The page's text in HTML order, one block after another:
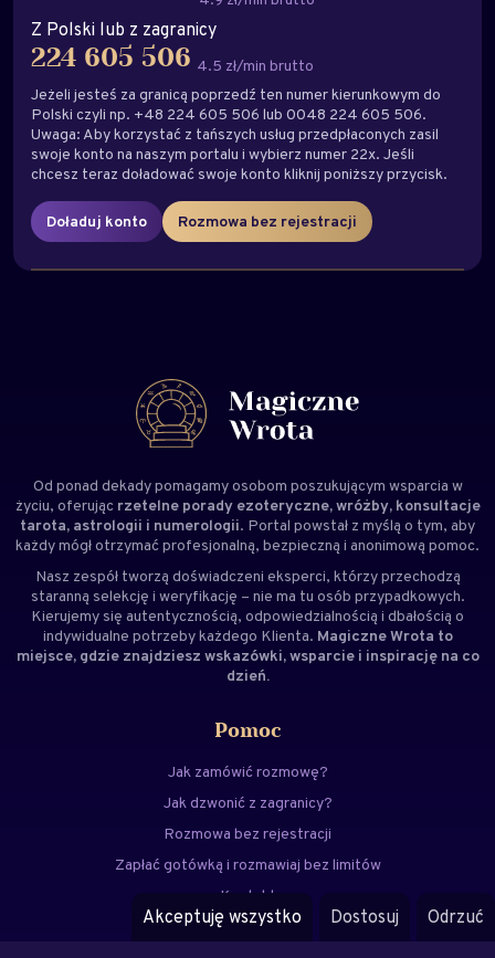
Z Polski lub z zagranicy
224 605 506 4.5 zł/min brutto
Jeżeli jesteś za granicą poprzedź ten numer kierunkowym do
Polski czyli np. +48 224 605 506 lub 0048 224 605 506.
Uwaga: Aby korzystać z tańszych usług przedpłaconych zasil
swoje konto na naszym portalu i wybierz numer 22x. Jeśli
chcesz teraz doładować swoje konto kliknij poniższy przycisk.
Doładuj konto Rozmowa bez rejestracji
Od ponad dekady pomagamy osobom poszukującym wsparcia w
życiu, oferując rzetelne porady ezoteryczne, wróżby, konsultacje
tarota, astrologii i numerologii. Portal powstał z myślą o tym, aby
każdy mógł otrzymać profesjonalną, bezpieczną i anonimową pomoc.
Nasz zespół tworzą doświadczeni eksperci, którzy przechodzą
staranną selekcję i weryfikację – nie ma tu osób przypadkowych.
Kierujemy się autentycznością, odpowiedzialnością i dbałością o
indywidualne potrzeby każdego Klienta. Magiczne Wrota to
miejsce, gdzie znajdziesz wskazówki, wsparcie i inspirację na co
dzień.
Pomoc
Jak zamówić rozmowę?
Jak dzwonić z zagranicy?
Rozmowa bez rejestracji
Zapłać gotówką i rozmawiaj bez limitów
Kontakt
FAQ
Akceptuję wszystko Dostosuj Odrzuć